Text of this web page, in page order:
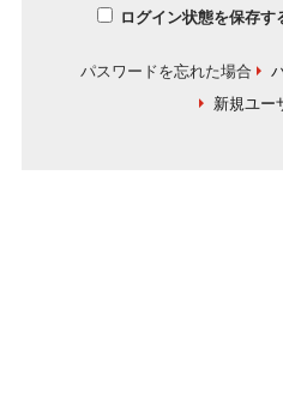
ログイン状態を保存す
パスワードを忘れた場合
新規ユー